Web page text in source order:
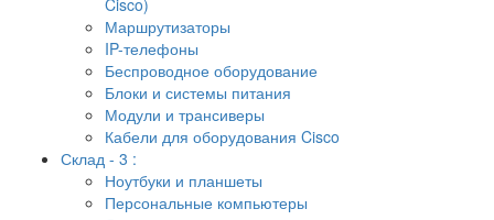
Маршрутизаторы
IP-телефоны
Беспроводное оборудование
Блоки и системы питания
Модули и трансиверы
Кабели для оборудования Cisco
Склад - 3 :
Ноутбуки и планшеты
Персональные компьютеры